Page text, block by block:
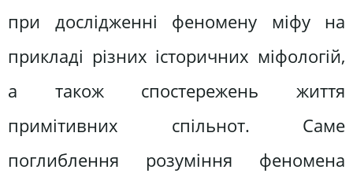
при дослідженні феномену міфу на
прикладі різних історичних міфологій,
а також спостережень життя
примітивних спільнот. Саме
поглиблення розуміння феномена